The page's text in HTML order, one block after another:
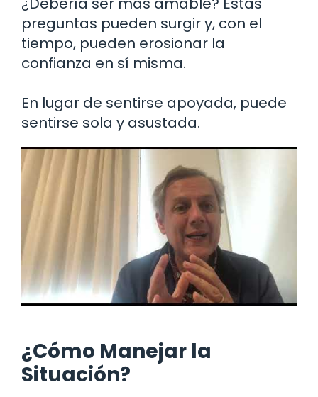
preguntas pueden surgir y, con el
tiempo, pueden erosionar la
confianza en sí misma.
En lugar de sentirse apoyada, puede
sentirse sola y asustada.
¿Cómo Manejar la
Situación?